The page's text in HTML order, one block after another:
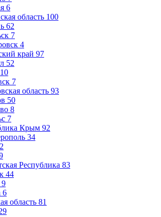
6
область 100
62
7
4
край 97
52
10
7
область 93
50
8
7
Крым 92
34
Республика 83
44
9
6
область 81